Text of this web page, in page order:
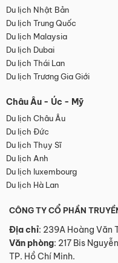
Du lịch Nhật Bản
Du lịch Trung Quốc
Du lịch Malaysia
Du lịch Dubai
Du lịch Thái Lan
Du lịch Trương Gia Giới
Châu Âu - Úc - Mỹ
Du lịch Châu Âu
Du lịch Đức
Du lịch Thụy Sĩ
Du lịch Anh
Du lịch luxembourg
Du lịch Hà Lan
CÔNG TY CỔ PHẦN
Địa chỉ: 239A Hoàng Văn
Văn phòng: 217 Bis
TP. Hồ Chí Minh.